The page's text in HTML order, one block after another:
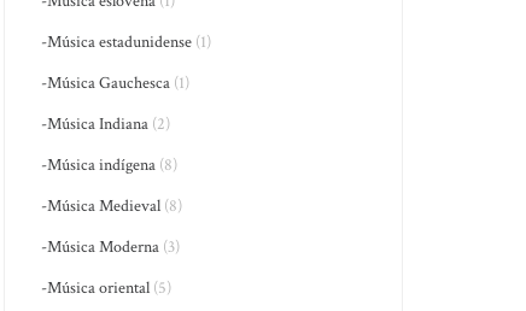
-Música estadunidense (1)
-Música Gauchesca (1)
-Música Indiana (2)
-Música indígena (8)
-Música Medieval (8)
-Música Moderna (3)
-Música oriental (5)